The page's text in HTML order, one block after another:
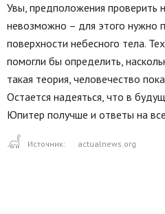
Увы, предположения проверить
невозможно – для этого нужно
поверхности небесного тела.
помогли бы определить,
такая теория, человечество
Остается надеяться, что в
Юпитер получше и ответы на
Источник: actualnews.org